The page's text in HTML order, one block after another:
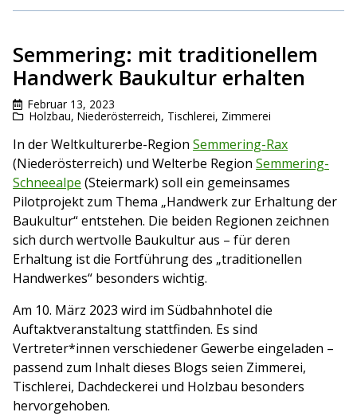
Semmering: mit traditionellem
Handwerk Baukultur erhalten
Februar 13, 2023
Holzbau, Niederösterreich, Tischlerei, Zimmerei
In der Weltkulturerbe-Region Semmering-Rax
(Niederösterreich) und Welterbe Region Semmering-
Schneealpe (Steiermark) soll ein gemeinsames
Pilotprojekt zum Thema „Handwerk zur Erhaltung der
Baukultur“ entstehen. Die beiden Regionen zeichnen
sich durch wertvolle Baukultur aus – für deren
Erhaltung ist die Fortführung des „traditionellen
Handwerkes“ besonders wichtig.
Am 10. März 2023 wird im Südbahnhotel die
Auftaktveranstaltung stattfinden. Es sind
Vertreter*innen verschiedener Gewerbe eingeladen –
passend zum Inhalt dieses Blogs seien Zimmerei,
Tischlerei, Dachdeckerei und Holzbau besonders
hervorgehoben.